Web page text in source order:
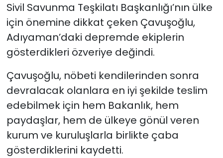
Sivil Savunma Teşkilatı Başkanlığı’nın ülke
için önemine dikkat çeken Çavuşoğlu,
Adıyaman’daki depremde ekiplerin
gösterdikleri özveriye değindi.
Çavuşoğlu, nöbeti kendilerinden sonra
devralacak olanlara en iyi şekilde teslim
edebilmek için hem Bakanlık, hem
paydaşlar, hem de ülkeye gönül veren
kurum ve kuruluşlarla birlikte çaba
gösterdiklerini kaydetti.